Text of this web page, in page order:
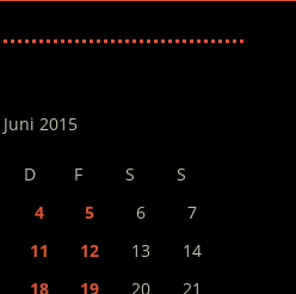
Juni 2015
D F S
S
4 5 6
7
11 12 13
14
18 19 20
21